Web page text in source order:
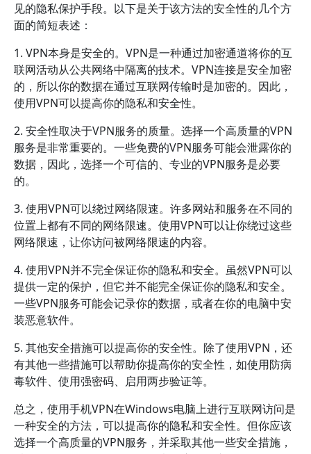
见的隐私保护手段。以下是关于该方法的安全性的几个方
面的简短表述：
1. VPN本身是安全的。VPN是一种通过加密通道将你的互
联网活动从公共网络中隔离的技术。VPN连接是安全加密
的，所以你的数据在通过互联网传输时是加密的。因此，
使用VPN可以提高你的隐私和安全性。
2. 安全性取决于VPN服务的质量。选择一个高质量的VPN
服务是非常重要的。一些免费的VPN服务可能会泄露你的
数据，因此，选择一个可信的、专业的VPN服务是必要
的。
3. 使用VPN可以绕过网络限速。许多网站和服务在不同的
位置上都有不同的网络限速。使用VPN可以让你绕过这些
网络限速，让你访问被网络限速的内容。
4. 使用VPN并不完全保证你的隐私和安全。虽然VPN可以
提供一定的保护，但它并不能完全保证你的隐私和安全。
一些VPN服务可能会记录你的数据，或者在你的电脑中安
装恶意软件。
5. 其他安全措施可以提高你的安全性。除了使用VPN，还
有其他一些措施可以帮助你提高你的安全性，如使用防病
毒软件、使用强密码、启用两步验证等。
总之，使用手机VPN在Windows电脑上进行互联网访问是
一种安全的方法，可以提高你的隐私和安全性。但你应该
选择一个高质量的VPN服务，并采取其他一些安全措施，